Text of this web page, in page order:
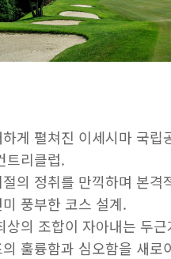
하게 펼쳐진 이세시마 국
트리클럽.
절의 정취를 만끽하며 본
풍부한 코스 설계.
상의 조합이 자아내는 두
훌륭함과 심오함을 새